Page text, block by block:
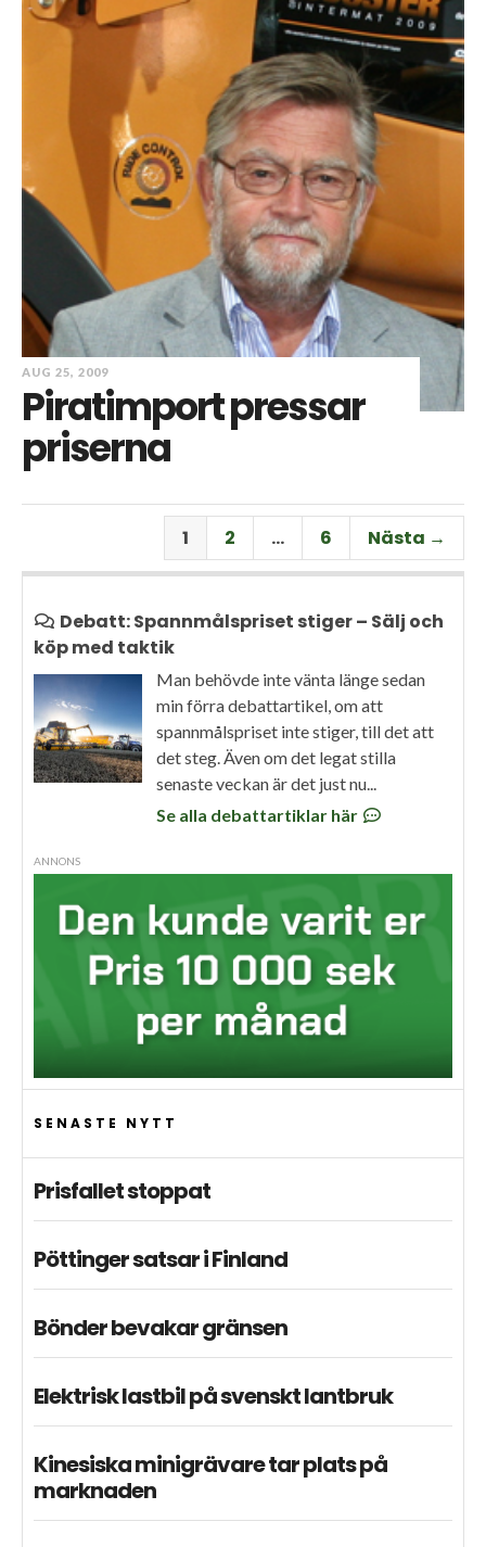
AUG 25, 2009
Piratimport pressar
priserna
1 2 … 6 Nästa →
Debatt: Spannmålspriset stiger – Sälj och
köp med taktik
Man behövde inte vänta länge sedan
min förra debattartikel, om att
spannmålspriset inte stiger, till det att
det steg. Även om det legat stilla
senaste veckan är det just nu...
Se alla debattartiklar här
ANNONS
SENASTE NYTT
Prisfallet stoppat
Pöttinger satsar i Finland
Bönder bevakar gränsen
Elektrisk lastbil på svenskt lantbruk
Kinesiska minigrävare tar plats på
marknaden